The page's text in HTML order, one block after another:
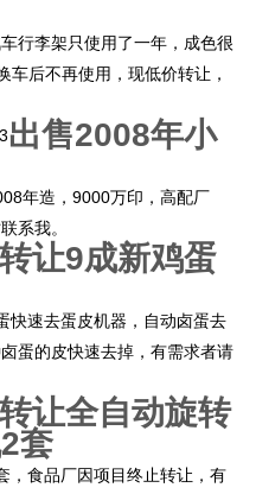
行李架只使用了一年，成色很
后不再使用，现低价转让，
出售2008年小
年造，9000万印，高配厂
系我。
转让9成新鸡蛋
快速去蛋皮机器，自动卤蛋去
蛋的皮快速去掉，有需求者请
转让全自动旋转
套
，食品厂因项目终止转让，有